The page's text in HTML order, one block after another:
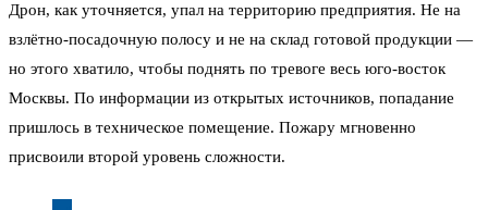
Дрон, как уточняется, упал на территорию предприятия. Не на
взлётно-посадочную полосу и не на склад готовой продукции —
но этого хватило, чтобы поднять по тревоге весь юго-восток
Москвы. По информации из открытых источников, попадание
пришлось в техническое помещение. Пожару мгновенно
присвоили второй уровень сложности.